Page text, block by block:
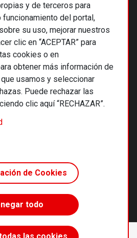
y de terceros para
del portal,
su uso, mejorar nuestros
clic en “ACEPTAR” para
cookies o en
obtener más información de
usamos y seleccionar
Puede rechazar las
clic aquí “RECHAZAR”.
de Cookies
todo
económicas SCCL
y condiciones de uso
de cookies
editoriales